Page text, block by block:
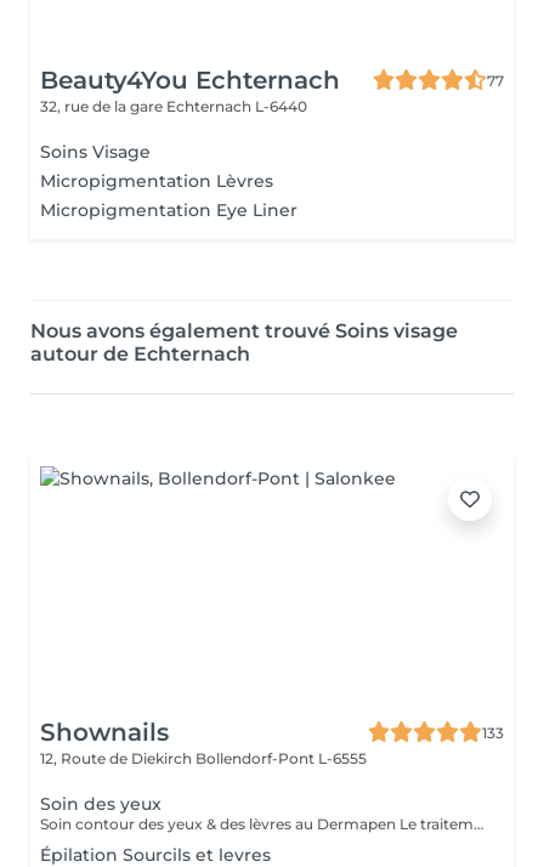
Beauty4You Echternach
77
32, rue de la gare Echternach L-6440
Soins Visage
Micropigmentation Lèvres
Micropigmentation Eye Liner
Nous avons également trouvé Soins visage
autour de Echternach
Shownails
133
12, Route de Diekirch Bollendorf-Pont L-6555
Soin des yeux
Soin contour des yeux & des lèvres au Dermapen Le traitement du contour des yeux et des lèvres est réalisé à l'aide du Dermapen, une technique de micro-aiguillage qui stimule naturellement la production de collagène et d'élastine. Ce soin permet de : Atténuer les rides et ridules. Réduire les cernes. Diminuer les poches sous les yeux. Raffermir et lisser la peau. Améliorer l'éclat et la texture du contour des yeux et des lèvres. Un regard plus frais, une peau plus lisse et des lèvres sublimées dès les premières séances.
Épilation Sourcils et levres